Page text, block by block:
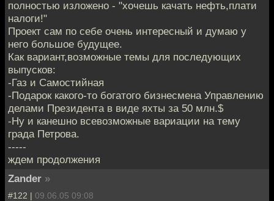
полностью изложено - "хочешь качать нефть,плати
налоги!"
Проект сам по себе очень интересный и думаю у
него большое будущее.
Как вариант,возможные темы для последующих
выпусков:
-Газ и Самостийная
-Подарок какого-то богатого бизнесмена Управлению
делами Президента в виде яхты за 50 млн.$
-Ну и канешно всевозможные вариации на тему
града Петрова.
-----
ждем продолжения
Zander »
#122 | 09.06.05 09:08